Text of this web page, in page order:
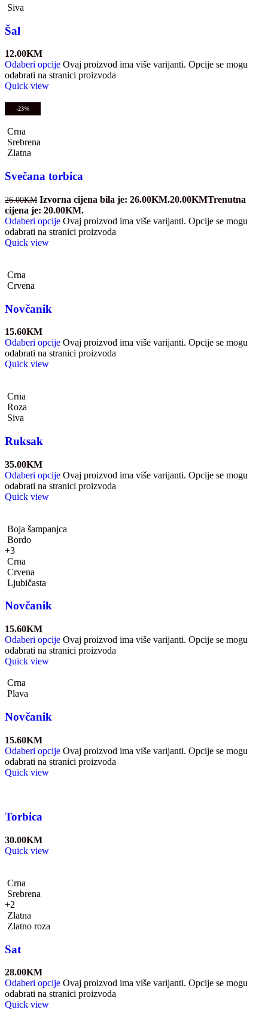
Siva
Šal
12.00KM
Odaberi opcije Ovaj proizvod ima više varijanti. Opcije se mogu
odabrati na stranici proizvoda
Quick view
-23%
Crna
Srebrena
Zlatna
Svečana torbica
26.00KM Izvorna cijena bila je: 26.00KM.20.00KMTrenutna
cijena je: 20.00KM.
Odaberi opcije Ovaj proizvod ima više varijanti. Opcije se mogu
odabrati na stranici proizvoda
Quick view
Crna
Crvena
Novčanik
15.60KM
Odaberi opcije Ovaj proizvod ima više varijanti. Opcije se mogu
odabrati na stranici proizvoda
Quick view
Crna
Roza
Siva
Ruksak
35.00KM
Odaberi opcije Ovaj proizvod ima više varijanti. Opcije se mogu
odabrati na stranici proizvoda
Quick view
Boja šampanjca
Bordo
+3
Crna
Crvena
Ljubičasta
Novčanik
15.60KM
Odaberi opcije Ovaj proizvod ima više varijanti. Opcije se mogu
odabrati na stranici proizvoda
Quick view
Crna
Plava
Novčanik
15.60KM
Odaberi opcije Ovaj proizvod ima više varijanti. Opcije se mogu
odabrati na stranici proizvoda
Quick view
Torbica
30.00KM
Quick view
Crna
Srebrena
+2
Zlatna
Zlatno roza
Sat
28.00KM
Odaberi opcije Ovaj proizvod ima više varijanti. Opcije se mogu
odabrati na stranici proizvoda
Quick view